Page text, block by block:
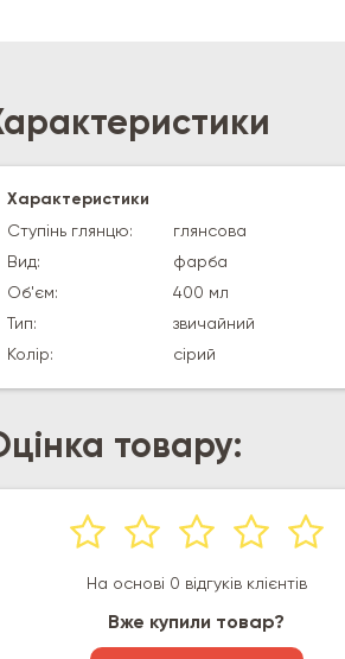
Характеристики
Ступінь глянцю:
глянсова
Вид:
фарба
Об'єм:
400 мл
Тип:
звичайний
Колір:
сірий
товару:
На основі 0 відгуків клієнтів
Вже купили товар?